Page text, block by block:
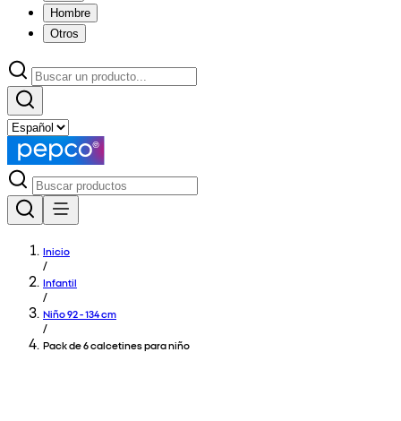
Hombre
Otros
Inicio
/
Infantil
/
Niño 92 - 134 cm
/
Pack de 6 calcetines para niño